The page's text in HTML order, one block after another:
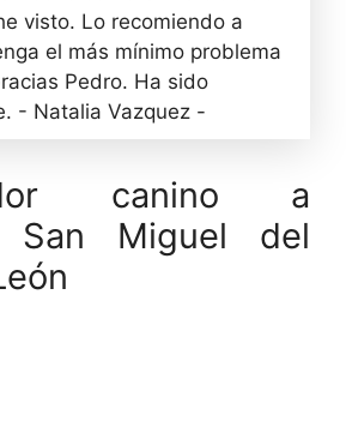
visto. Lo recomiendo a
el más mínimo problema
Pedro. Ha sido
- Natalia Vazquez -
canino a
San Miguel del